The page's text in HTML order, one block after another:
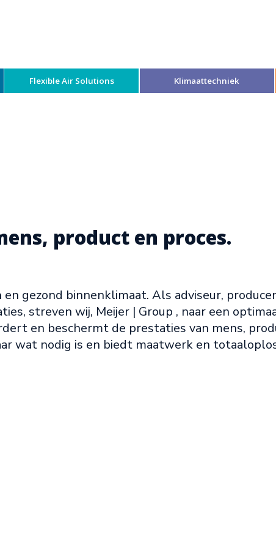
Flexible Air Solutions Klimaattechniek
product en proces.
gezond binnenklimaat. Als adviseur,
streven wij, Meijer | Group , naar een
en beschermt de prestaties van mens,
wat nodig is en biedt maatwerk en